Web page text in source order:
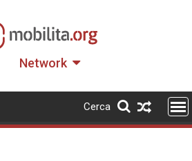
Network
Cerca